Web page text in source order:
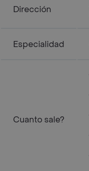
Dirección
Especialidad
Cuanto sale?